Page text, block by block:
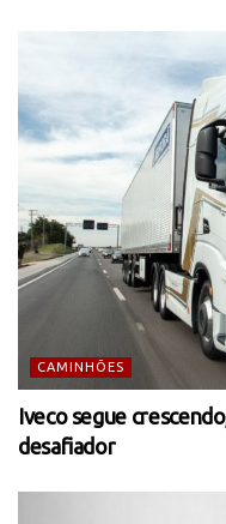
CAMINHÕES
Iveco segue
desafiador